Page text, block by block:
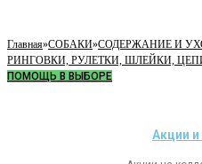
Главная»СОБАКИ»СОДЕРЖАНИЕ И
РИНГОВКИ, РУЛЕТКИ, ШЛЕЙКИ,
ПОМОЩЬ В ВЫБОРЕ
Акции